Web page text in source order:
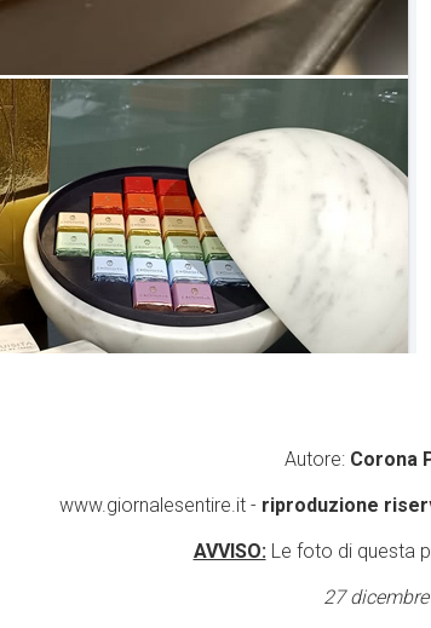
Autore: Corona
www.giornalesentire.it - riproduzione
AVVISO:Le foto di questa
27